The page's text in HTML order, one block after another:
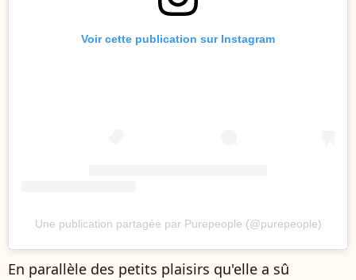
Voir cette publication sur Instagram
Une publication partagée par Purepeople (@purepeople)
En parallèle des petits plaisirs qu'elle a sû